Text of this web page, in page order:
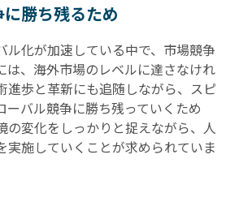
勝ち残るため
ル化が加速している中で、市場競争
は、海外市場のレベルに達さなけれ
進歩と革新にも追随しながら、スピ
ーバル競争に勝ち残っていくため
の変化をしっかりと捉えながら、人
実施していくことが求められていま